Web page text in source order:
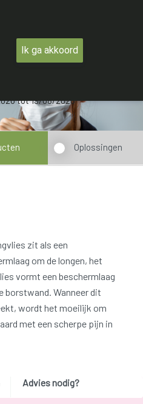
36
tot 19/08/2026
Oplossingen
zit als een
om de longen, het
vormt een beschermlaag
borstwand. Wanneer dit
wordt het moeilijk om
met een scherpe pijn in
Advies nodig?
Ik ga akkoord